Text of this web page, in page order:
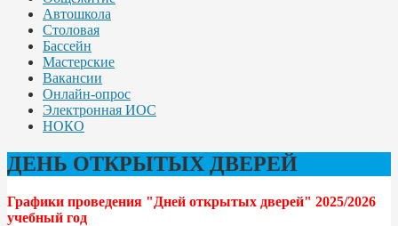
Автошкола
Столовая
Бассейн
Мастерские
Вакансии
Онлайн-опрос
Электронная ИОС
НОКО
ДЕНЬ ОТКРЫТЫХ ДВЕРЕЙ
Графики проведения "Дней открытых дверей" 2025/2026
учебный год